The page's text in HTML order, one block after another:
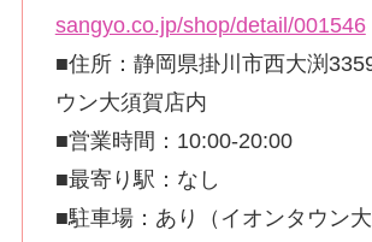
sangyo.co.jp/shop/detail/001546
■住所：静岡県掛川市西大渕
ウン大須賀店内
■営業時間：10:00-20:00
■最寄り駅：なし
■駐車場：あり（イオンタウン大